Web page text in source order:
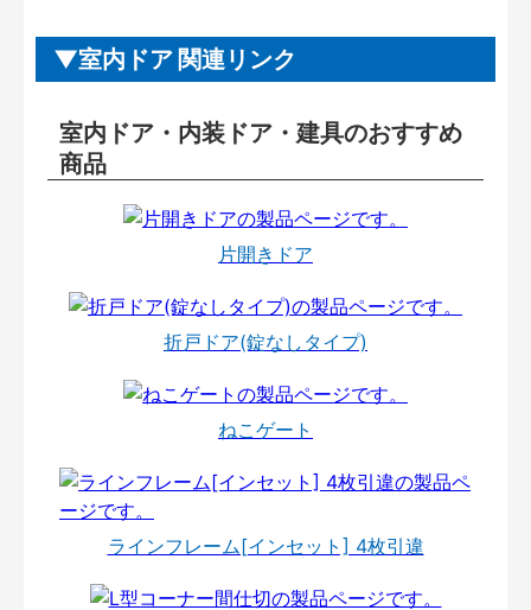
室内ドア 関連リンク
室内ドア・内装ドア・建具のおすすめ
商品
片開きドア
折戸ドア(錠なしタイプ)
ねこゲート
ラインフレーム[インセット] 4枚引違